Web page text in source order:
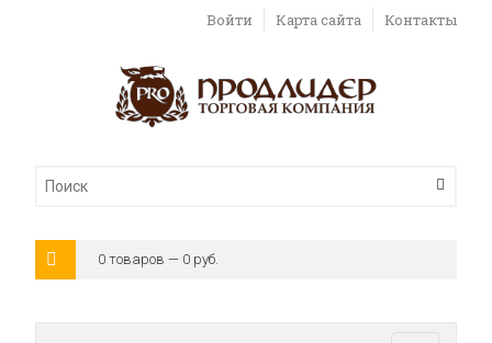
Войти Карта сайта Контакты
0 товаров — 0 руб.